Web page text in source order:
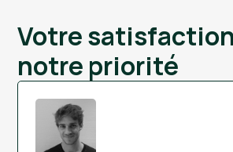
Votre
notre priorité